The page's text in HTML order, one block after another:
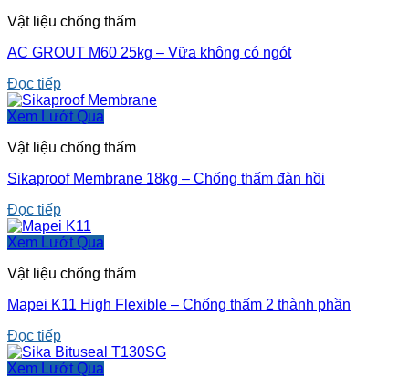
Vật liệu chống thấm
AC GROUT M60 25kg – Vữa không có ngót
Đọc tiếp
Xem Lướt Qua
Vật liệu chống thấm
Sikaproof Membrane 18kg – Chống thấm đàn hồi
Đọc tiếp
Xem Lướt Qua
Vật liệu chống thấm
Mapei K11 High Flexible – Chống thấm 2 thành phần
Đọc tiếp
Xem Lướt Qua